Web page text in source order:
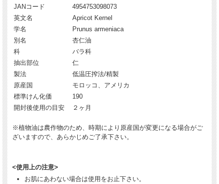
JANコード
4954753098073
英文名
Apricot Kernel
学名
Prunus armeniaca
別名
杏仁油
科
バラ科
抽出部位
仁
製法
低温圧搾法/精製
原産国
モロッコ、アメリカ
標準けん化価
190
開封後使用の目安
２ヶ月
※植物油は農作物のため、時期により原産国が変更になる場合がご
ざいますので、あらかじめご了承下さい。
<使用上の注意>
お肌にあわない場合は使用をお止下さい。